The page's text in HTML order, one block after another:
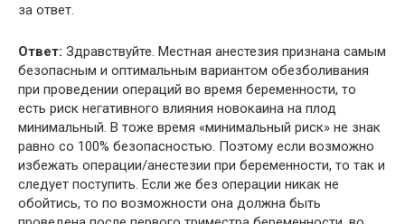
за ответ.
Ответ: Здравствуйте. Местная анестезия признана самым
безопасным и оптимальным вариантом обезболивания
при проведении операций во время беременности, то
есть риск негативного влияния новокаина на плод
минимальный. В тоже время «минимальный риск» не знак
равно со 100% безопасностью. Поэтому если возможно
избежать операции/анестезии при беременности, то так и
следует поступить. Если же без операции никак не
обойтись, то по возможности она должна быть